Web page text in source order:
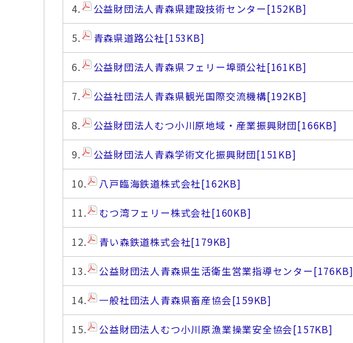
4. 公益財団法人青森県建設技術センター[152KB]
5. 青森県道路公社[153KB]
6. 公益財団法人青森県フェリー埠頭公社[161KB]
7. 公益社団法人青森県観光国際交流機構[192KB]
8. 公益財団法人むつ小川原地域・産業振興財団[166KB]
9. 公益財団法人青森学術文化振興財団[151KB]
10. 八戸臨海鉄道株式会社[162KB]
11. むつ湾フェリー株式会社[160KB]
12. 青い森鉄道株式会社[179KB]
13. 公益財団法人青森県生活衛生営業指導センター[176KB]
14. 一般社団法人青森県畜産協会[159KB]
15. 公益財団法人むつ小川原漁業操業安全協会[157KB]